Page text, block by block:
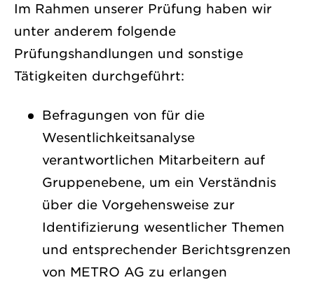
Im Rahmen unserer Prüfung haben wir
unter anderem folgende
Prüfungshandlungen und sonstige
Tätigkeiten durchgeführt:
Befragungen von für die
Wesentlichkeitsanalyse
verantwortlichen Mitarbeitern auf
Gruppenebene, um ein Verständnis
über die Vorgehensweise zur
Identifizierung wesentlicher Themen
und entsprechender Berichtsgrenzen
von METRO AG zu erlangen